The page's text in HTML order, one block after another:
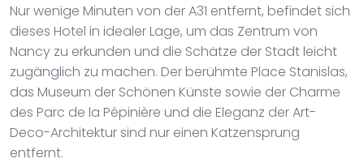
Nur wenige Minuten von der A31 entfernt, befindet sich
dieses Hotel in idealer Lage, um das Zentrum von
Nancy zu erkunden und die Schätze der Stadt leicht
zugänglich zu machen. Der berühmte Place Stanislas,
das Museum der Schönen Künste sowie der Charme
des Parc de la Pépinière und die Eleganz der Art-
Deco-Architektur sind nur einen Katzensprung
entfernt.